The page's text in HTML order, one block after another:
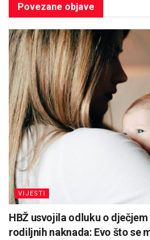
Povezane objave
VIJESTI
HBŽ usvojila odluku o
rodiljnih naknada: Evo što se